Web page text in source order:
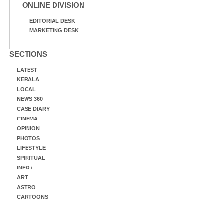
ONLINE DIVISION
EDITORIAL DESK
MARKETING DESK
SECTIONS
LATEST
KERALA
LOCAL
NEWS 360
CASE DIARY
CINEMA
OPINION
PHOTOS
LIFESTYLE
SPIRITUAL
INFO+
ART
ASTRO
CARTOONS